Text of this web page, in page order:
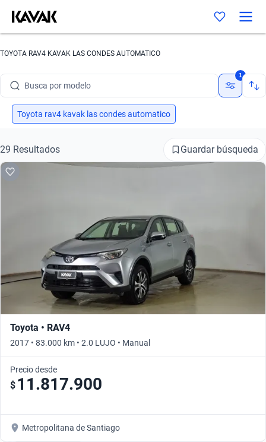
TOYOTA RAV4 KAVAK LAS CONDES AUTOMATICO
Busca por marca
Busca por versión
Busca por año
Busca por modelo
1
Toyota rav4 kavak las condes automatico
29 Resultados Guardar búsqueda
Toyota • RAV4
2017 • 83.000 km • 2.0 LUJO • Manual
Precio desde
$ 11.817.900
Metropolitana de Santiago